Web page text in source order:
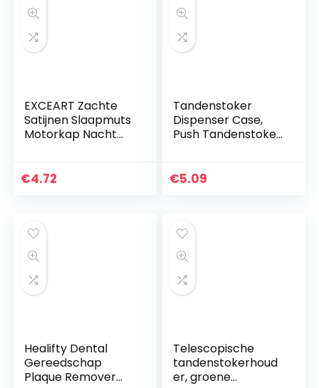
EXCEART Zachte
Satijnen Slaapmuts
Motorkap Nacht
Zijdeachtige
€4.72
Tandenstoker
Dispenser Case,
Push Tandenstoker
Plastic
€5.09
Healifty Dental
Gereedschap
Plaque Remover
Telescopische
tandenstokerhoud
er, groene